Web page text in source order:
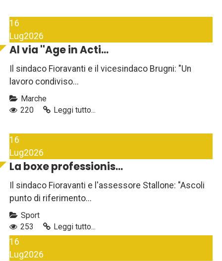
16
Lug2026
Al via ''Age in Acti...
Il sindaco Fioravanti e il vicesindaco Brugni: "Un
lavoro condiviso...
Marche
220
Leggi tutto...
16
Lug2026
La boxe professionis...
Il sindaco Fioravanti e l'assessore Stallone: "Ascoli
punto di riferimento...
Sport
253
Leggi tutto...
16
Lug2026